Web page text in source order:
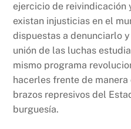
ejercicio de reivindicación
existan injusticias en el
dispuestas a denunciarlo
unión de las luchas
mismo programa
hacerles frente de
brazos represivos del
burguesía.